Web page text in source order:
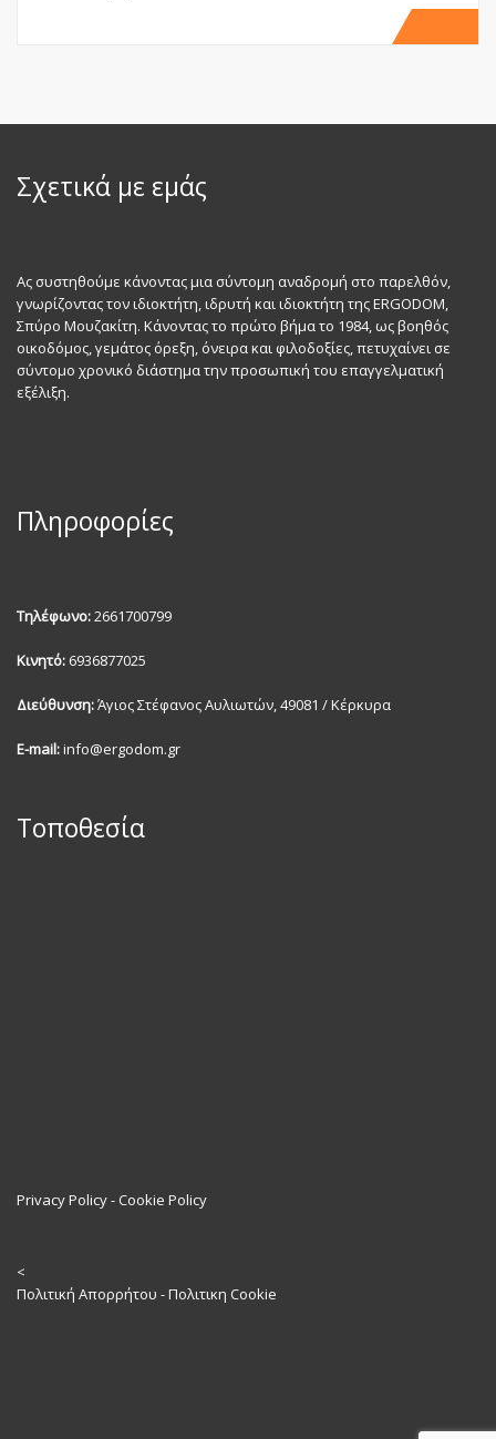
Σχετικά με εμάς
Ας συστηθούμε κάνοντας μια σύντομη αναδρομή στο παρελθόν,
γνωρίζοντας τον ιδιοκτήτη, ιδρυτή και ιδιοκτήτη της ERGODOM,
Σπύρο Μουζακίτη. Κάνοντας το πρώτο βήμα το 1984, ως βοηθός
οικοδόμος, γεμάτος όρεξη, όνειρα και φιλοδοξίες, πετυχαίνει σε
σύντομο χρονικό διάστημα την προσωπική του επαγγελματική
εξέλιξη.
Πληροφορίες
Τηλέφωνο:2661700799
Κινητό: 6936877025
Διεύθυνση:Άγιος Στέφανος Αυλιωτών, 49081 / Κέρκυρα
E-mail:info@ergodom.gr
Τοποθεσία
Privacy Policy-Cookie Policy
<
Πολιτική Απορρήτου -Πολιτικη Cookie